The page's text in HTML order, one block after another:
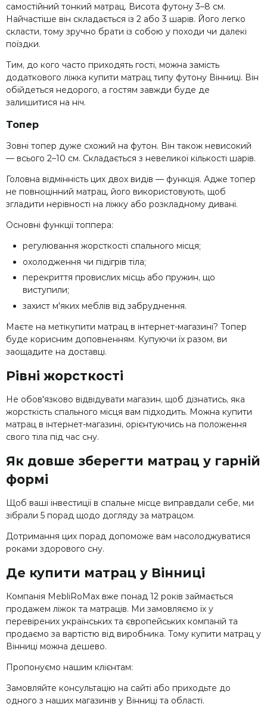
самостійний тонкий матрац. Висота футону 3–8 см.
Найчастіше він складається із 2 або 3 шарів. Його легко
скласти, тому зручно брати із собою у походи чи далекі
поїздки.
Тим, до кого часто приходять гості, можна замість
додаткового ліжка купити матрац типу футону Вінниці. Він
обійдеться недорого, а гостям завжди буде де
залишитися на ніч.
Топер
Зовні топер дуже схожий на футон. Він також невисокий
— всього 2–10 см. Складається з невеликої кількості шарів.
Головна відмінність цих двох видів — функція. Адже топер
не повноцінний матрац, його використовують, щоб
згладити нерівності на ліжку або розкладному дивані.
Основні функції топпера:
регулювання жорсткості спального місця;
охолодження чи підігрів тіла;
перекриття провислих місць або пружин, що
виступили;
захист м'яких меблів від забруднення.
Маєте на метікупити матрац в інтернет-магазині? Топер
буде корисним доповненням. Купуючи їх разом, ви
заощадите на доставці.
Рівні жорсткості
Не обов'язково відвідувати магазин, щоб дізнатись, яка
жорсткість спального місця вам підходить. Можна купити
матрац в інтернет-магазині, орієнтуючись на положення
свого тіла під час сну.
Як довше зберегти матрац у гарній
формі
Щоб ваші інвестиції в спальне місце виправдали себе, ми
зібрали 5 порад щодо догляду за матрацом.
Дотримання цих порад допоможе вам насолоджуватися
роками здорового сну.
Де купити матрац у Вінниці
Компанія MebliRoMax вже понад 12 років займається
продажем ліжок та матраців. Ми замовляємо їх у
перевірених українських та європейських компаній та
продаємо за вартістю від виробника. Тому купити матрац у
Вінниці можна дешево.
Пропонуємо нашим клієнтам:
Замовляйте консультацію на сайті або приходьте до
одного з наших магазинів у Вінниці та області.